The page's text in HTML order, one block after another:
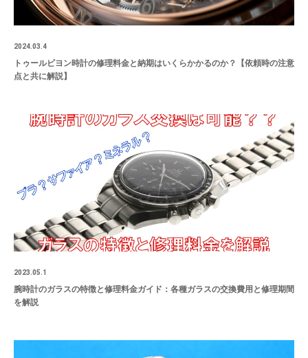
2024.03.4
トゥールビヨン時計の修理料金と納期はいくらかかるのか？【依頼時の注意
点と共に解説】
2023.05.1
腕時計のガラスの特徴と修理料金ガイド：各種ガラスの交換費用と修理期間
を解説